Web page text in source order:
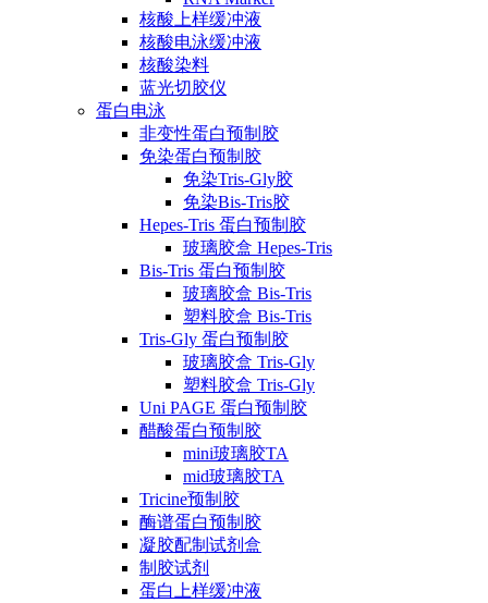
核酸上样缓冲液
核酸电泳缓冲液
核酸染料
蓝光切胶仪
蛋白电泳
非变性蛋白预制胶
免染蛋白预制胶
免染Tris-Gly胶
免染Bis-Tris胶
Hepes-Tris 蛋白预制胶
玻璃胶盒 Hepes-Tris
Bis-Tris 蛋白预制胶
玻璃胶盒 Bis-Tris
塑料胶盒 Bis-Tris
Tris-Gly 蛋白预制胶
玻璃胶盒 Tris-Gly
塑料胶盒 Tris-Gly
Uni PAGE 蛋白预制胶
醋酸蛋白预制胶
mini玻璃胶TA
mid玻璃胶TA
Tricine预制胶
酶谱蛋白预制胶
凝胶配制试剂盒
制胶试剂
蛋白上样缓冲液